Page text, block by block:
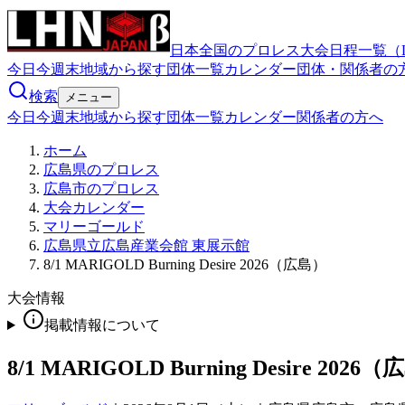
日本全国のプロレス大会日程一覧（
今日 今週末地域から探す団体一覧カレンダー団体・関係者の
検索
メニュー
今日 今週末地域から探す団体一覧カレンダー関係者の方へ
ホーム
広島県のプロレス
広島市のプロレス
大会カレンダー
マリーゴールド
広島県立広島産業会館 東展示館
8/1 MARIGOLD Burning Desire 2026（広島）
大会情報
掲載情報について
8/1 MARIGOLD Burning Desire 2026（広